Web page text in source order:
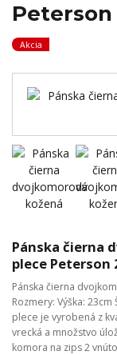
Peterson
Akcia
Pánska čierna
plece Peterson
Pánska čierna
Rozmery: Výška:
plece je vyrobená z
vrecká a množstvo
komora na zips 2